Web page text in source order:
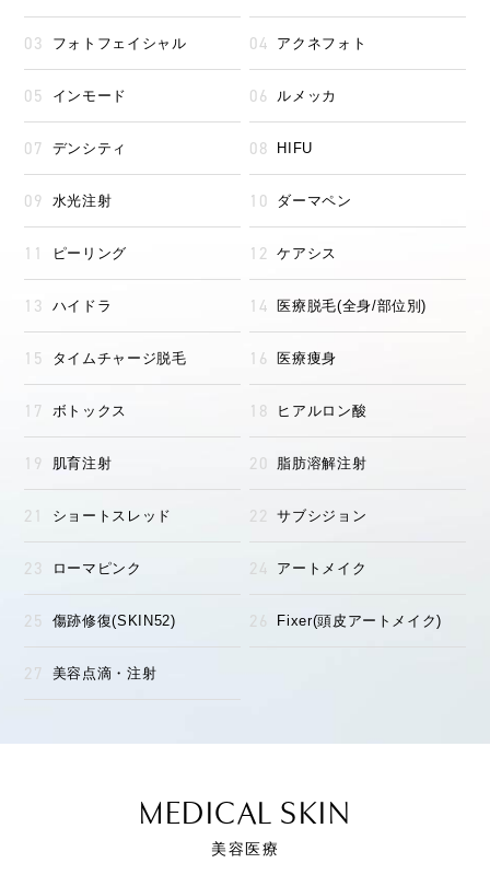
フォトフェイシャル アクネフォト
インモード ルメッカ
デンシティ HIFU
水光注射 ダーマペン
ピーリング ケアシス
ハイドラ 医療脱毛(全身/部位別)
タイムチャージ脱毛 医療痩身
ボトックス ヒアルロン酸
肌育注射 脂肪溶解注射
ショートスレッド サブシジョン
ローマピンク アートメイク
傷跡修復(SKIN52) Fixer(頭皮アートメイク)
美容点滴・注射
MEDICAL SKIN
美容医療